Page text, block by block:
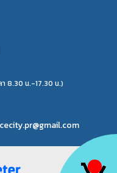
8.30 น.-17.30 น.)